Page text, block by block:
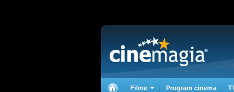
Filme Program cinema